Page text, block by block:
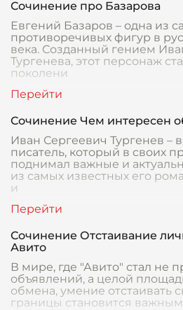
Сочинение про Базарова
Евгений Базаров – одна из
противоречивых фигур в
века. Созданный гением
Тургенева, этот персонаж
поколени
Сочинение Чем интересен
Иван Сергеевич Тургенев –
писатель, который в своих
поднимал важные и
из самых известных его
и
Сочинение Отстаивание
Авито
В мире, где "Авито" стал не
объявлений, а целой
обмена, умение отстаивать
границы становится